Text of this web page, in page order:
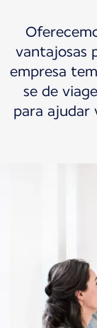
vantajosas
empresa
se de
para ajudar